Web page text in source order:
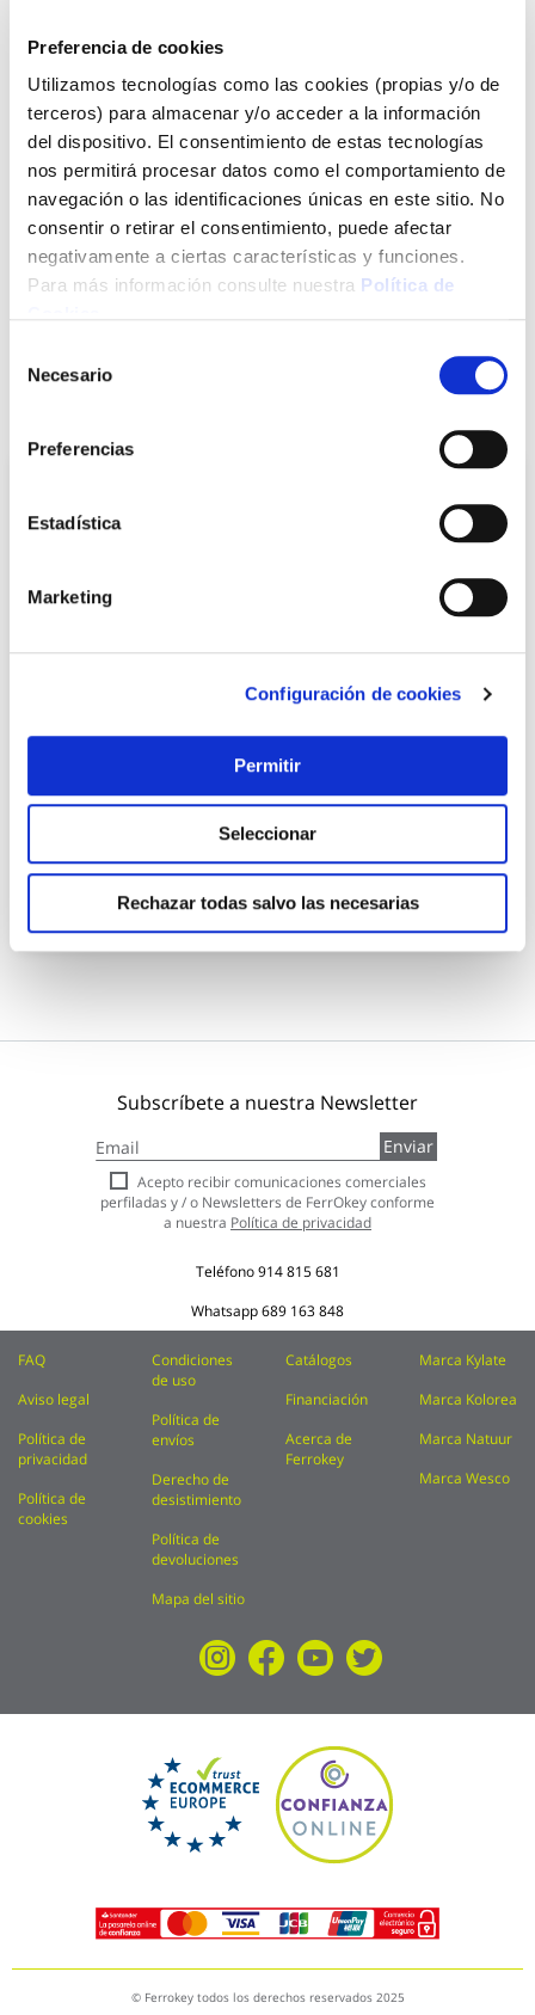
Preferencia de cookies
Utilizamos tecnologías como las cookies (propias y/o de
terceros) para almacenar y/o acceder a la información
del dispositivo. El consentimiento de estas tecnologías
nos permitirá procesar datos como el comportamiento de
navegación o las identificaciones únicas en este sitio. No
consentir o retirar el consentimiento, puede afectar
negativamente a ciertas características y funciones.
Para más información consulte nuestra Política de
Necesario
Preferencias
Estadística
Marketing
Configuración de cookies
Permitir
Seleccionar
Rechazar todas salvo las necesarias
Click&Collect - Recogida gratis
en nuestras tiendas
Envío a domicilio:
+ INFO
Sanfor
4,33 €
Añadir al carrito
Subscríbete a nuestra Newsletter
a
nuestro
boletín
de
Enviar
Acepto recibir comunicaciones comerciales
perfiladas y / o Newsletters de FerrOkey conforme
a nuestra Política de privacidad
Teléfono914 815 681
Whatsapp689 163 848
FAQ
Aviso legal
Política de
privacidad
Política de
cookies
Condiciones
de uso
Política de
envíos
Derecho de
desistimiento
Política de
devoluciones
Mapa del sitio
Catálogos
Financiación
Acerca de
Ferrokey
Marca Kylate
Marca Kolorea
Marca Natuur
Marca Wesco
© Ferrokey todos los derechos reservados 2025